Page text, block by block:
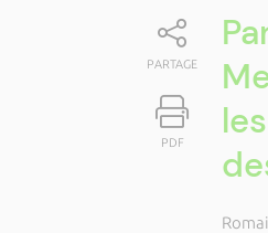
PARTAGE
PDF